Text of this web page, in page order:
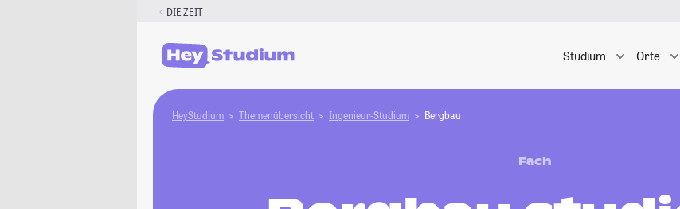
DIE ZEIT
Studium Orte
HeyStudium Themenübersicht Ingenieur-Studium Bergbau
Fach